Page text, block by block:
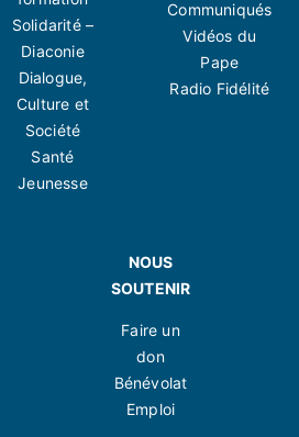
Solidarité –
Diaconie
Dialogue,
Culture et
Société
Santé
Jeunesse
Communiqués
Vidéos du
Pape
Radio Fidélité
NOUS
SOUTENIR
Faire un
don
Bénévolat
Emploi